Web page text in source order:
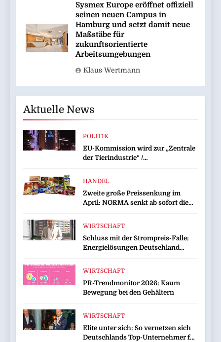
Sysmex Europe eröffnet offiziell
seinen neuen Campus in
Hamburg und setzt damit neue
Maßstäbe für
zukunftsorientierte
Arbeitsumgebungen
Klaus Wertmann
Aktuelle News
POLITIK
EU-Kommission wird zur „Zentrale
der Tierindustrie“ /
Kommission zur Tierindustrie an
HANDEL
Zweite große Preissenkung im
April: NORMA senkt ab sofort die
EXCELSIOR süßer und herzhafter
Genuss
WIRTSCHAFT
Schluss mit der Strompreis-Falle:
Energielösungen Deutschland
WIRTSCHAFT
PR-Trendmonitor 2026: Kaum
Bewegung bei den Gehältern
WIRTSCHAFT
Elite unter sich: So vernetzen sich
Deutschlands Top-Unternehmer für